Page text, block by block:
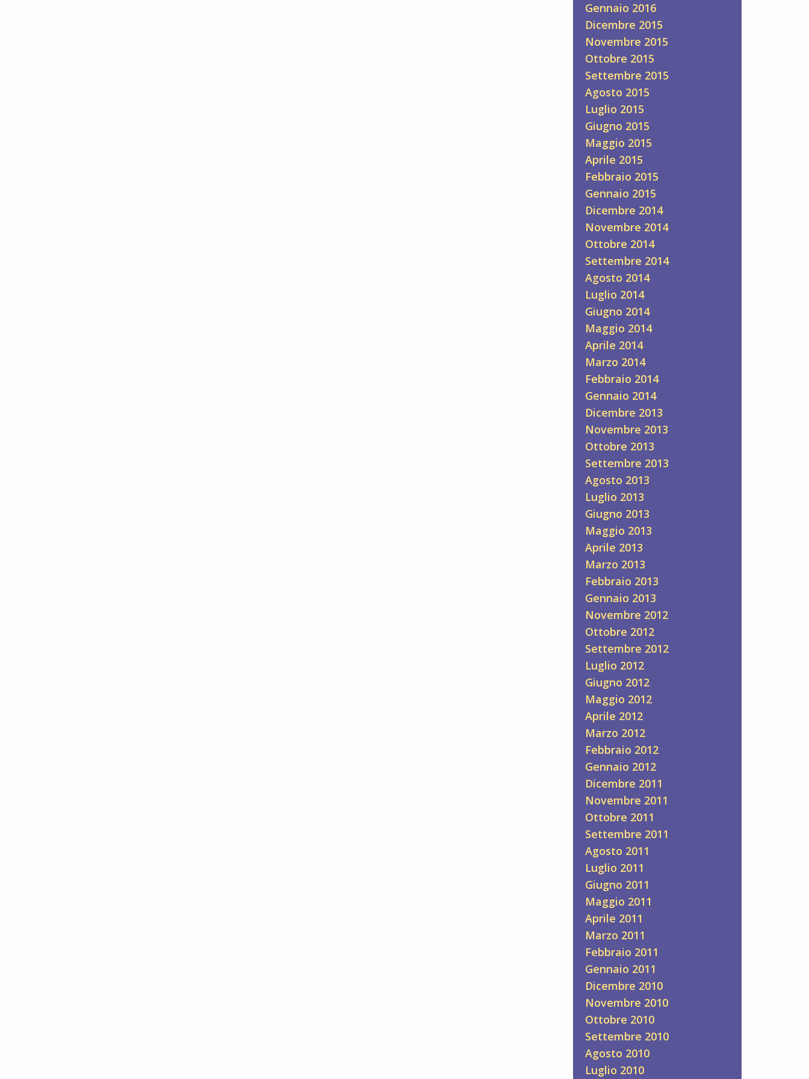
Gennaio 2016
Dicembre 2015
Novembre 2015
Ottobre 2015
Settembre 2015
Agosto 2015
Luglio 2015
Giugno 2015
Maggio 2015
Aprile 2015
Febbraio 2015
Gennaio 2015
Dicembre 2014
Novembre 2014
Ottobre 2014
Settembre 2014
Agosto 2014
Luglio 2014
Giugno 2014
Maggio 2014
Aprile 2014
Marzo 2014
Febbraio 2014
Gennaio 2014
Dicembre 2013
Novembre 2013
Ottobre 2013
Settembre 2013
Agosto 2013
Luglio 2013
Giugno 2013
Maggio 2013
Aprile 2013
Marzo 2013
Febbraio 2013
Gennaio 2013
Novembre 2012
Ottobre 2012
Settembre 2012
Luglio 2012
Giugno 2012
Maggio 2012
Aprile 2012
Marzo 2012
Febbraio 2012
Gennaio 2012
Dicembre 2011
Novembre 2011
Ottobre 2011
Settembre 2011
Agosto 2011
Luglio 2011
Giugno 2011
Maggio 2011
Aprile 2011
Marzo 2011
Febbraio 2011
Gennaio 2011
Dicembre 2010
Novembre 2010
Ottobre 2010
Settembre 2010
Agosto 2010
Luglio 2010